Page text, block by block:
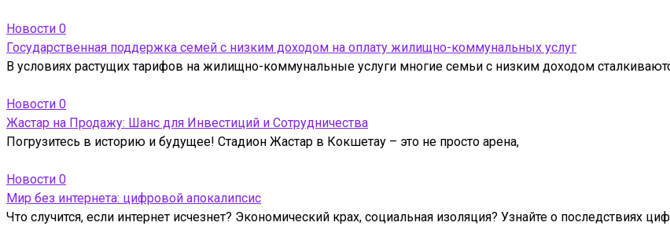
Новости 0
Государственная поддержка семей с низким доходом на оплату жилищно-коммунальных услуг
В условиях растущих тарифов на жилищно-коммунальные услуги многие семьи с низким доходом
Новости 0
Жастар на Продажу: Шанс для Инвестиций и Сотрудничества
Погрузитесь в историю и будущее! Стадион Жастар в Кокшетау – это не просто арена,
Новости 0
Мир без интернета: цифровой апокалипсис
Что случится, если интернет исчезнет? Экономический крах, социальная изоляция? Узнайте о последствиях